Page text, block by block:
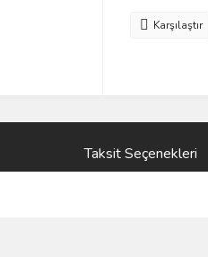
Karşılaştır
Taksit Seçenekleri